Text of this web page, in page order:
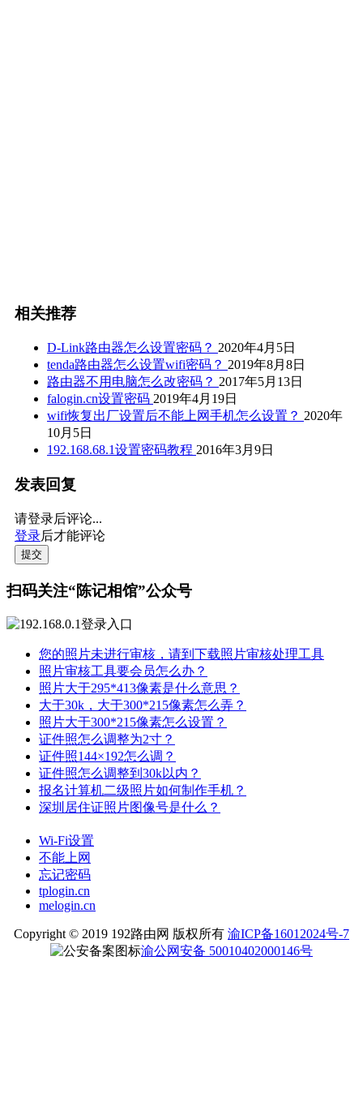
相关推荐
D-Link路由器怎么设置密码？ 2020年4月5日
tenda路由器怎么设置wifi密码？ 2019年8月8日
路由器不用电脑怎么改密码？ 2017年5月13日
falogin.cn设置密码 2019年4月19日
wifi恢复出厂设置后不能上网手机怎么设置？ 2020年
10月5日
192.168.68.1设置密码教程 2016年3月9日
发表回复
请登录后评论...
登录后才能评论
提交
扫码关注“陈记相馆”公众号
您的照片未进行审核，请到下载照片审核处理工具
照片审核工具要会员怎么办？
照片大于295*413像素是什么意思？
大于30k，大于300*215像素怎么弄？
照片大于300*215像素怎么设置？
证件照怎么调整为2寸？
证件照144×192怎么调？
证件照怎么调整到30k以内？
报名计算机二级照片如何制作手机？
深圳居住证照片图像号是什么？
Wi-Fi设置
不能上网
忘记密码
tplogin.cn
melogin.cn
Copyright © 2019 192路由网 版权所有 渝ICP备16012024号-7
渝公网安备 50010402000146号